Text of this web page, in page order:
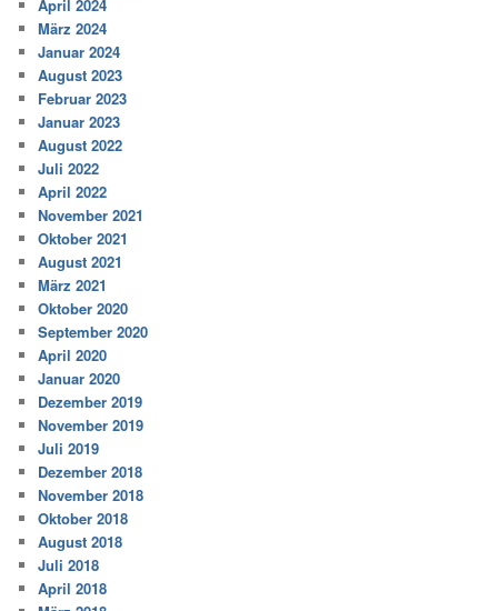
April 2024
März 2024
Januar 2024
August 2023
Februar 2023
Januar 2023
August 2022
Juli 2022
April 2022
November 2021
Oktober 2021
August 2021
März 2021
Oktober 2020
September 2020
April 2020
Januar 2020
Dezember 2019
November 2019
Juli 2019
Dezember 2018
November 2018
Oktober 2018
August 2018
Juli 2018
April 2018